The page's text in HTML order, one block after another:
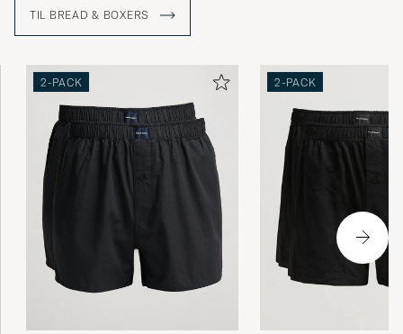
Bread & Boxers til UG.
TIL BREAD & BOXERS
2-PACK 2-PACK